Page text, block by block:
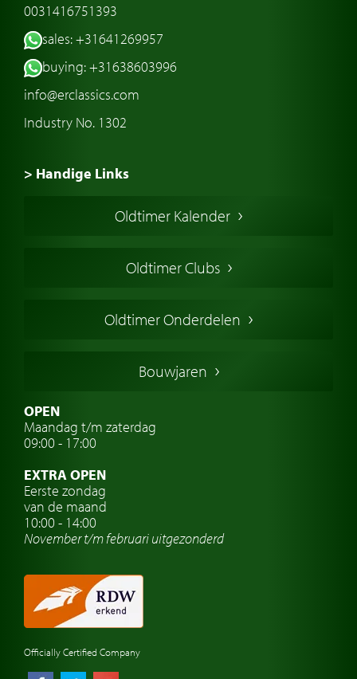
0031416751393
sales: +31641269957
buying: +31638603996
info@erclassics.com
Industry No. 1302
> Handige Links
Amerikaanse oldtimers
Franse oldtimers
Zweedse oldtimers
Oldtimer verzekering
Oldtimer reizen
Oldtimerwerkplaats
Automerk horloges
Classic cars Nederland
Oldtimer Kalender
Oldtimer Clubs
Oldtimer Onderdelen
Bouwjaren
OPEN
Maandag t/m zaterdag
09:00 - 17:00
EXTRA OPEN
Eerste zondag
van de maand
10:00 - 14:00
November t/m februariuitgezonderd
Officially Certified Company